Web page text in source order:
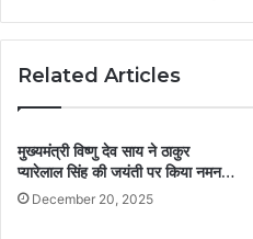
Related Articles
मुख्यमंत्री विष्णु देव साय ने ठाकुर
प्यारेलाल सिंह की जयंती पर किया नमन…
December 20, 2025